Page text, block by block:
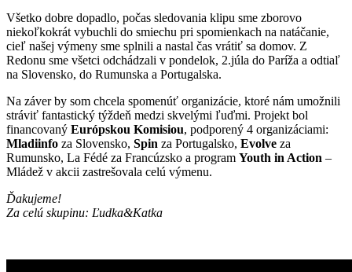
Všetko dobre dopadlo, počas sledovania klipu sme zborovo
niekoľkokrát vybuchli do smiechu pri spomienkach na natáčanie,
cieľ našej výmeny sme splnili a nastal čas vrátiť sa domov. Z
Redonu sme všetci odchádzali v pondelok, 2.júla do Paríža a odtiaľ
na Slovensko, do Rumunska a Portugalska.
Na záver by som chcela spomenúť organizácie, ktoré nám umožnili
stráviť fantastický týždeň medzi skvelými ľuďmi. Projekt bol
financovaný Európskou Komisiou, podporený 4 organizáciami:
Mladiinfo za Slovensko, Spin za Portugalsko, Evolve za
Rumunsko, La Fédé za Francúzsko a program Youth in Action –
Mládež v akcii zastrešovala celú výmenu.
Ďakujeme!
Za celú skupinu: Ľudka&Katka